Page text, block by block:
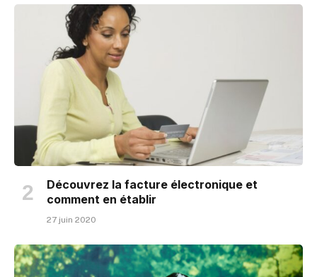
Découvrez la facture électronique et
comment en établir
27 juin 2020